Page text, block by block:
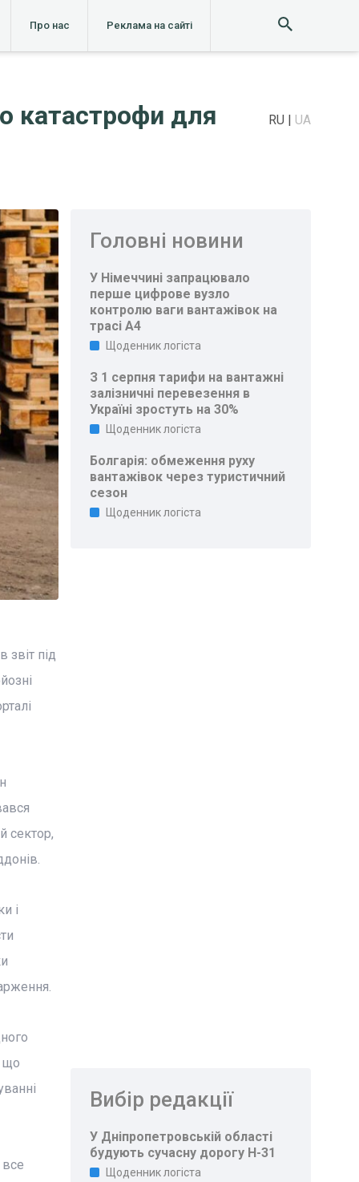
Про нас Реклама на сайті
катастрофи для
RU UA
під
сектор,
і
що
все
Головні новини
У Німеччині запрацювало
перше цифрове вузло
контролю ваги вантажівок на
трасі A4
Щоденник логіста
З 1 серпня тарифи на вантажні
залізничні перевезення в
Україні зростуть на 30%
Щоденник логіста
Болгарія: обмеження руху
вантажівок через туристичний
сезон
Щоденник логіста
Вибір редакції
У Дніпропетровській області
будують сучасну дорогу Н-31
Щоденник логіста